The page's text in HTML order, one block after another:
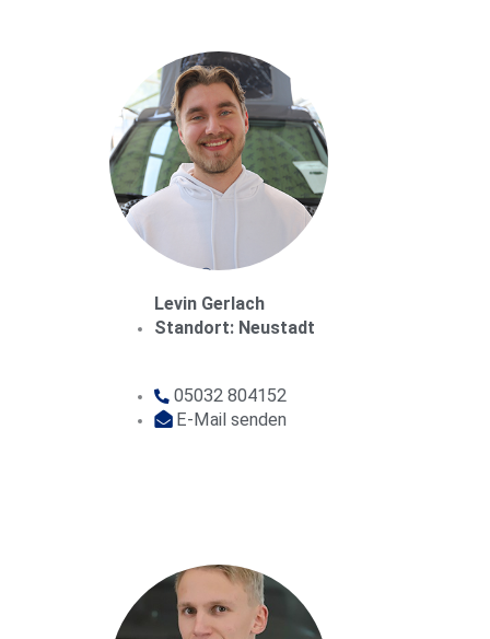
Levin Gerlach
Standort: Neustadt
05032 804152
E-Mail senden